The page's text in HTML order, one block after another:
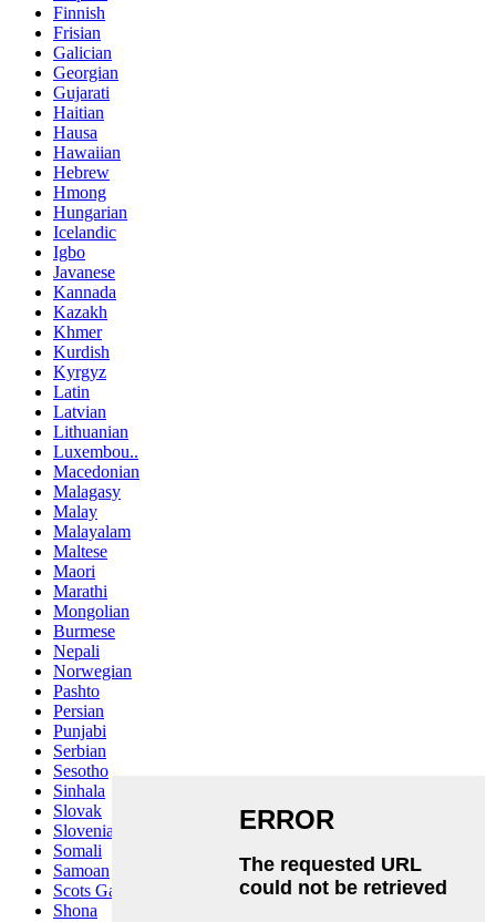
Finnish
Frisian
Galician
Georgian
Gujarati
Haitian
Hausa
Hawaiian
Hebrew
Hmong
Hungarian
Icelandic
Igbo
Javanese
Kannada
Kazakh
Khmer
Kurdish
Kyrgyz
Latin
Latvian
Lithuanian
Luxembou..
Macedonian
Malagasy
Malay
Malayalam
Maltese
Maori
Marathi
Mongolian
Burmese
Nepali
Norwegian
Pashto
Persian
Punjabi
Serbian
Sesotho
Sinhala
Slovak
Slovenian
Somali
Samoan
Scots Gaelic
Shona